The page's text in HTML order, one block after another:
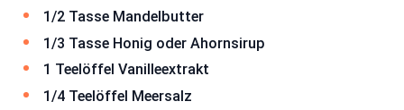
1/2 Tasse Mandelbutter
1/3 Tasse Honig oder Ahornsirup
1 Teelöffel Vanilleextrakt
1/4 Teelöffel Meersalz